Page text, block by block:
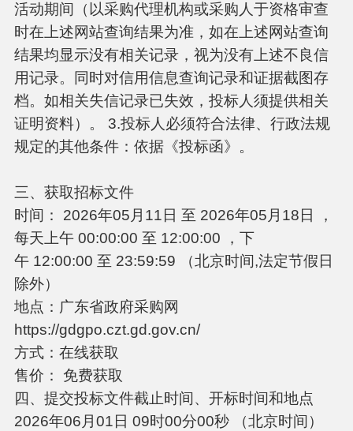
活动期间（以采购代理机构或采购人于资格审查
时在上述网站查询结果为准，如在上述网站查询
结果均显示没有相关记录，视为没有上述不良信
用记录。同时对信用信息查询记录和证据截图存
档。如相关失信记录已失效，投标人须提供相关
证明资料）。 3.投标人必须符合法律、行政法规
规定的其他条件：依据《投标函》。
三、获取招标文件
时间： 2026年05月11日 至 2026年05月18日 ，
每天上午 00:00:00 至 12:00:00 ，下
午 12:00:00 至 23:59:59 （北京时间,法定节假日
除外）
地点：广东省政府采购网
https://gdgpo.czt.gd.gov.cn/
方式：在线获取
售价： 免费获取
四、提交投标文件截止时间、开标时间和地点
2026年06月01日 09时00分00秒 （北京时间）